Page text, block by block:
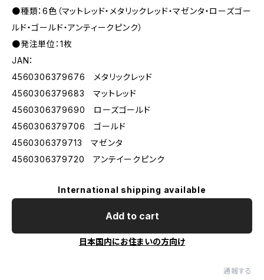
●種類：6色（マットレッド・メタリックレッド・マゼンタ・ローズゴー
ルド・ゴールド・アンティークピンク）
●発注単位：1枚
JAN：
4560306379676 メタリックレッド
4560306379683 マットレッド
4560306379690 ローズゴールド
4560306379706 ゴールド
4560306379713 マゼンタ
4560306379720 アンテイークピンク
International shipping available
Add to cart
日本国内にお住まいの方向け
通報する